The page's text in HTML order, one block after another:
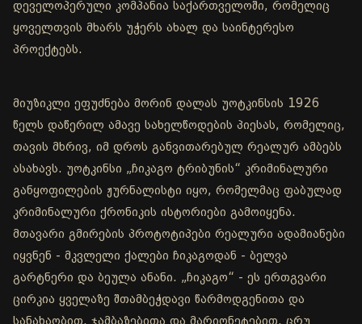
დეველოპერული კომპანია საქართველოში, რომელიც
ყოველთვის მხარს უჭერს ახალ და საინტერესო
პროექტებს.
მიუზიკლი ეფუძნება მორინ დალას უოტკინსის 1926
წელს დაწერილ ამავე სახელწოდების პიესას, რომელიც,
თავის მხრივ, იმ დროს განვითარებულ რეალურ ამბებს
ასახავს. უოტკინსი „ჩიკაგო ტრიბუნის“ კრიმინალური
განყოფილების ჟურნალისტი იყო, რომელმაც ფაბულად
კრიმინალური ქრონიკის ისტორიები გამოიყენა.
მთავარი გმირების პროტოტიპები რეალური ადამიანები
იყვნენ - მკვლელი ქალები ჩიკაგოდან - ბელვა
გარტნერი და ბეულა ანანი. „ჩიკაგო“ - ეს ერთგვარი
ცირკია ყველაზე შთამბეჭდავი წარმოდგენითა და